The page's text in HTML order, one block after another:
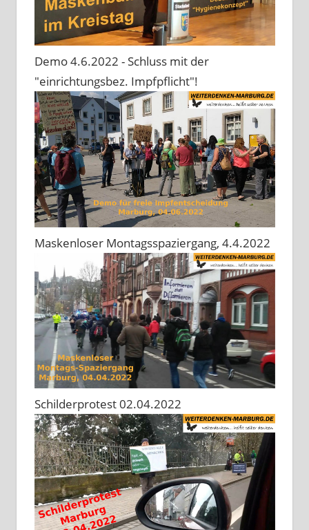
Demo 4.6.2022 - Schluss mit der
"einrichtungsbez. Impfpflicht"!
Maskenloser Montagsspaziergang, 4.4.2022
Schilderprotest 02.04.2022